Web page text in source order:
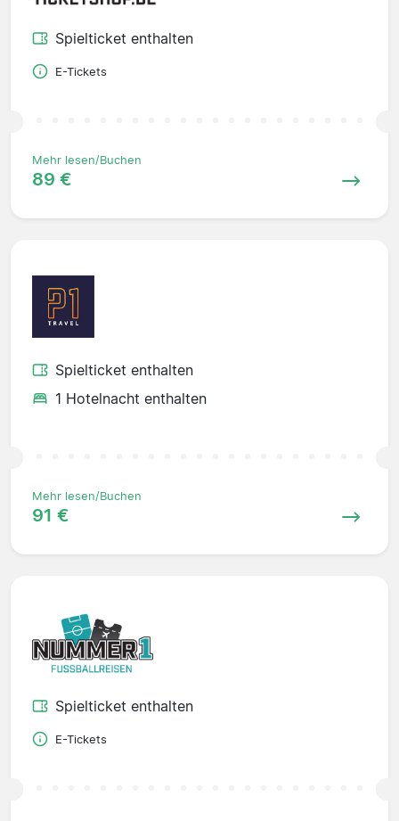
Spielticket enthalten
E-Tickets
Mehr lesen/Buchen
89 €
Spielticket enthalten
1 Hotelnacht enthalten
Mehr lesen/Buchen
91 €
Spielticket enthalten
E-Tickets